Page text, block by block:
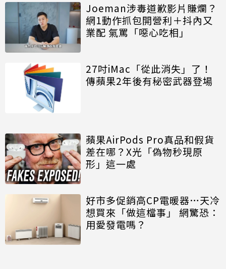
Joeman涉毒道歉影片賺爛？
網1動作抓包開營利＋抖內又
業配 氣罵「噁心吃相」
27吋iMac「從此消失」了！
傳蘋果2年後有秘密武器登場
蘋果AirPods Pro真品和假貨
差在哪？X光「偽物秒現原
形」這一處
好市多促銷高CP電暖器…天冷
想買來「做這檔事」 網驚恐：
用愛發電嗎？